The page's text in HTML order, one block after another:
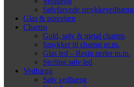
Sølvfarvede smykkevedhæng
Glas & porcelæn
Charms
Guld, sølv & metal charms
Smykker til charms m.m.
Glas led – Resin perler m.m.
Sterling sølv led
Vedhæng
Sølv vedhæng